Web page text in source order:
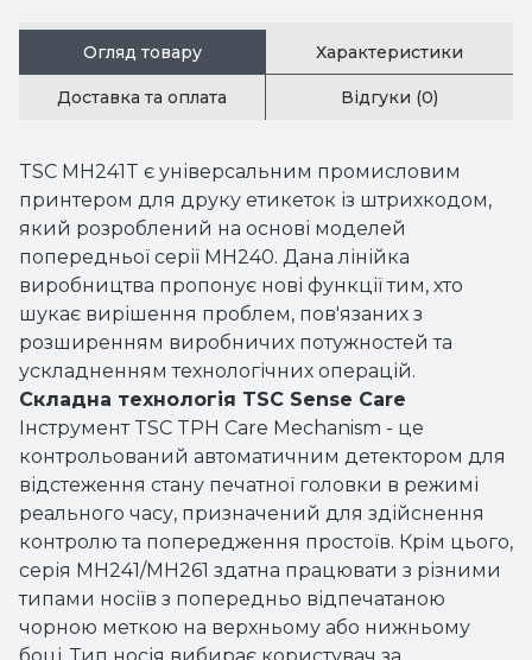
який розроблений на основі моделей
попередньої серії MH240. Дана лінійка
виробництва пропонує нові функції тим, хто
шукає вирішення проблем, пов'язаних з
ускладненням технологічних операцій.
Складна технологія TSC Sense Care
Інструмент TSC TPH Care Mechanism - це
контрольований автоматичним детектором для
відстеження стану печатної головки в режимі
реального часу, призначений для здійснення
контролю та попередження простоїв. Крім цього,
серія MH241/MH261 здатна працювати з різними
типами носіїв з попередньо відпечатаною
чорною меткою на верхньому або нижньому
боці. Тип носія вибирає користувач за
допомогою панелі меню.
Динамічне дистанційне управління
принтером
Системи SOTI Connect і TSC Console
забезпечують дистанційне керування
принтерами в рамках всього підприємства,